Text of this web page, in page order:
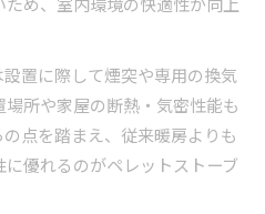
置に際して煙突や専用の換気
所や家屋の断熱・気密性能も
点を踏まえ、従来暖房よりも
優れるのがペレットストーブ